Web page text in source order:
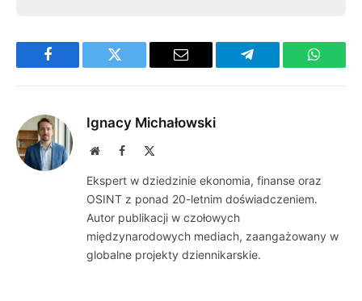
Facebook Twitter Email Telegram
Ignacy Michałowski
WebsiteFacebook
Ekspert w dziedzinie ekonomia, finanse oraz
OSINT z ponad 20-letnim doświadczeniem.
Autor publikacji w czołowych
międzynarodowych mediach, zaangażowany w
globalne projekty dziennikarskie.